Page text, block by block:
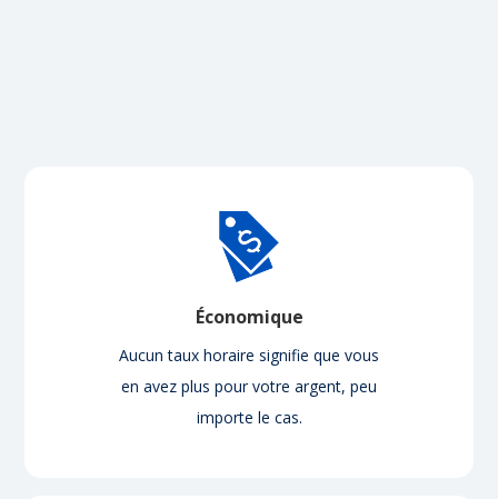
Économique
Aucun taux horaire signifie que vous
en avez plus pour votre argent, peu
importe le cas.